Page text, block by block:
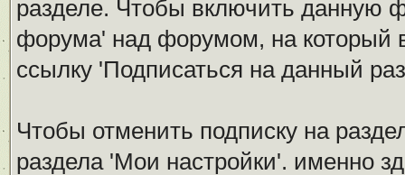
разделе. Чтобы включить данную
форума' над форумом, на который
ссылку 'Подписаться на данный
Чтобы отменить подписку на
раздела 'Мои настройки'. именно